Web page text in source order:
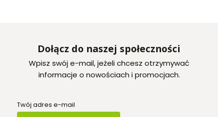
Dołącz do naszej społeczności
Wpisz swój e-mail, jeżeli chcesz otrzymywać
informacje o nowościach i promocjach.
Twój adres e-mail